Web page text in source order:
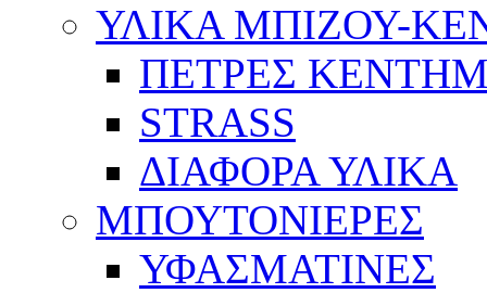
ΥΛΙΚΑ ΜΠΙΖΟΥ-
ΠΕΤΡΕΣ
STRASS
ΔΙΑΦΟΡΑ ΥΛΙΚΑ
ΜΠΟΥΤΟΝΙΕΡΕΣ
ΥΦΑΣΜΑΤΙΝΕΣ